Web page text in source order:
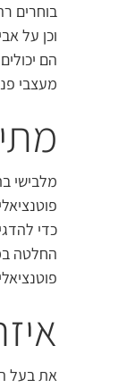
בוחרים
וכן על
הם
מעצבי
כדי
החלטה
את בעל